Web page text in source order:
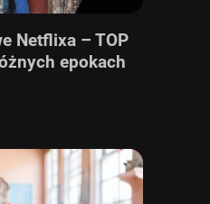
Netflixa – TOP
epokach